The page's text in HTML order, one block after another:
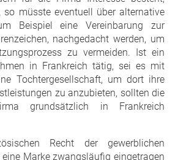
so müsste eventuell über alternative
Beispiel eine Vereinbarung zur
nachgedacht werden, um
zu vermeiden. Ist ein
in Frankreich tätig, sei es mit
Tochtergesellschaft, um dort ihre
zu anzubieten, sollten die
grundsätzlich in Frankreich
Recht der gewerblichen
Marke zwangsläufig eingetragen